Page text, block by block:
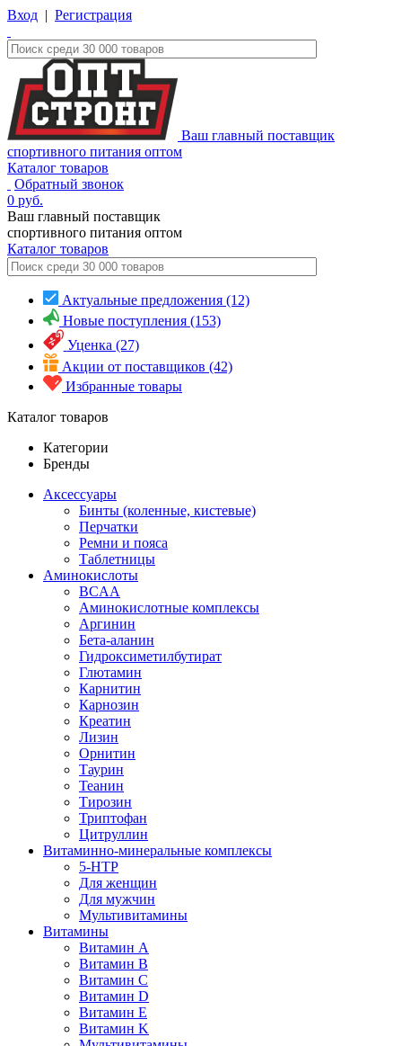
Вход | Регистрация
Ваш главный поставщик
спортивного питания оптом
Каталог товаров
Обратный звонок
0 руб.
Ваш главный поставщик
спортивного питания оптом
Каталог товаров
Актуальные предложения (12)
Новые поступления (153)
Уценка (27)
Акции от поставщиков (42)
Избранные товары
Каталог товаров
Категории
Бренды
Аксессуары
Бинты (коленные, кистевые)
Перчатки
Ремни и пояса
Таблетницы
Аминокислоты
BCAA
Аминокислотные комплексы
Аргинин
Бета-аланин
Гидроксиметилбутират
Глютамин
Карнитин
Карнозин
Креатин
Лизин
Орнитин
Таурин
Теанин
Тирозин
Триптофан
Цитруллин
Витаминно-минеральные комплексы
5-HTP
Для женщин
Для мужчин
Мультивитамины
Витамины
Витамин A
Витамин B
Витамин C
Витамин D
Витамин E
Витамин K